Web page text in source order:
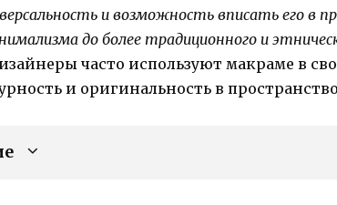
и возможность вписать его в
до более традиционного и
часто используют макраме в
и оригинальность в